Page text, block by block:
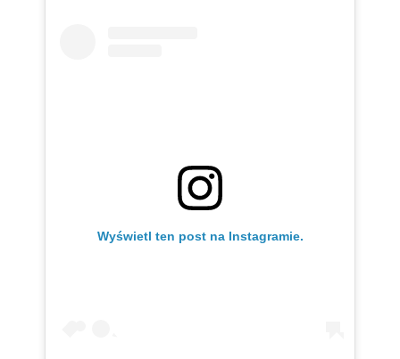
Wyświetl ten post na Instagramie.